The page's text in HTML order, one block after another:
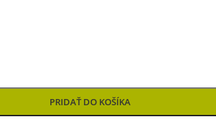
PRIDAŤ DO KOŠÍKA